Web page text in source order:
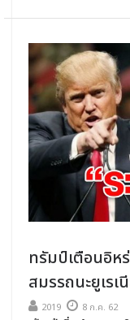
ทรัมป์เตือนอิห
สมรรถนะยูเร
2019 8 ก.ค. 62